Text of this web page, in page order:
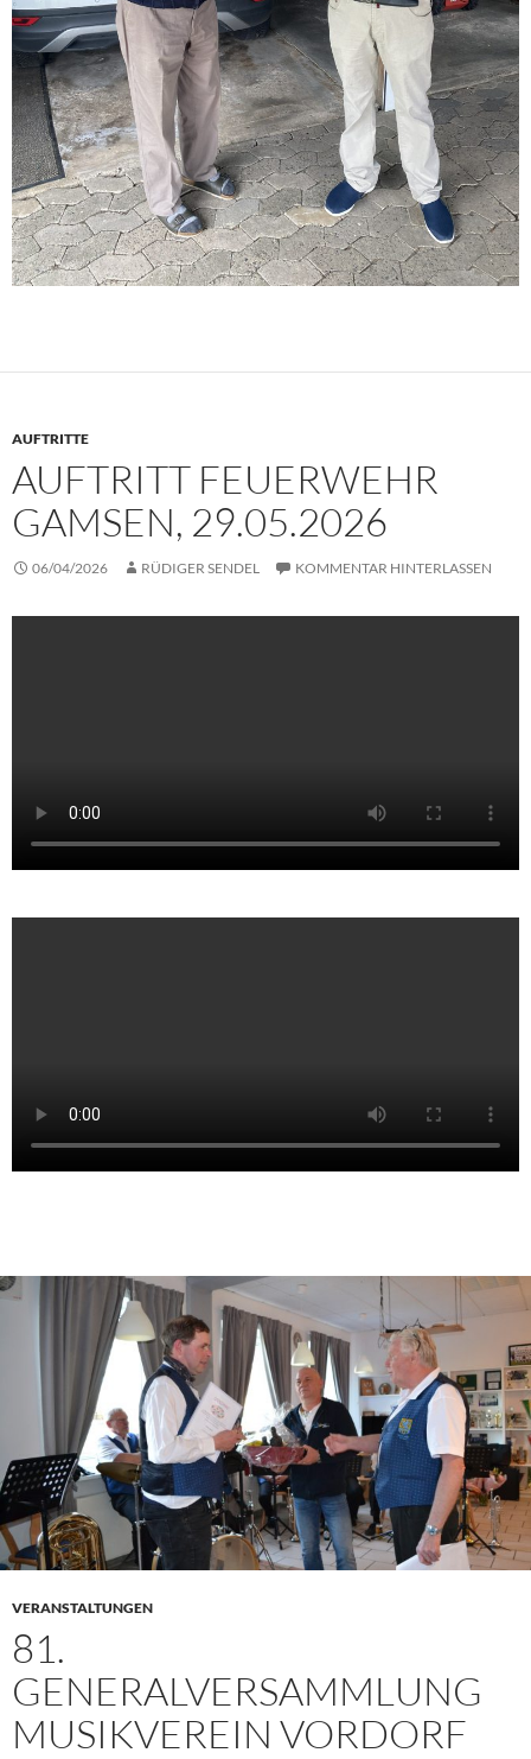
AUFTRITTE
AUFTRITT FEUERWEHR
GAMSEN, 29.05.2026
06/04/2026 RÜDIGER SENDEL KOMMENTAR HINTERLASSEN
VERANSTALTUNGEN
81.
GENERALVERSAMMLUNG
MUSIKVEREIN VORDORF